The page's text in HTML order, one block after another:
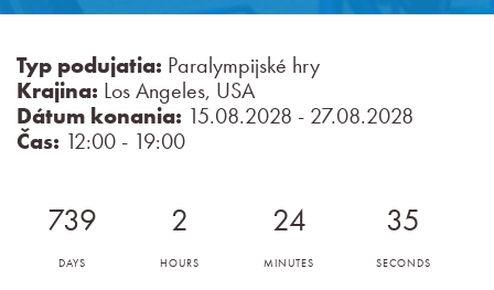
Typ podujatia: Paralympijské hry
Krajina: Los Angeles, USA
Dátum konania: 15.08.2028 - 27.08.2028
Čas: 12:00 - 19:00
739
DAYS
2
HOURS
24
MINUTES
33
SECONDS